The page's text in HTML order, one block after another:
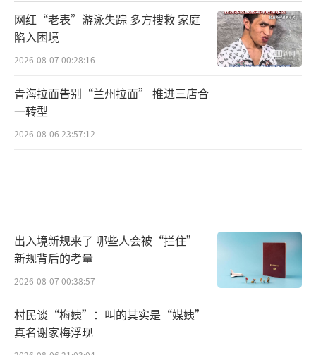
网红“老表”游泳失踪 多方搜救 家庭
陷入困境
2026-08-07 00:28:16
青海拉面告别“兰州拉面” 推进三店合
一转型
2026-08-06 23:57:12
出入境新规来了 哪些人会被“拦住”
新规背后的考量
2026-08-07 00:38:57
村民谈“梅姨”：叫的其实是“媒姨”
真名谢家梅浮现